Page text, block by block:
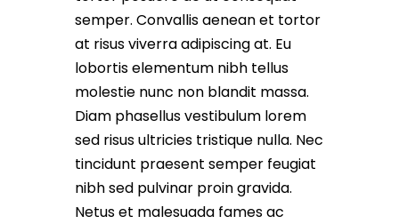
semper. Convallis aenean et tortor
at risus viverra adipiscing at. Eu
lobortis elementum nibh tellus
molestie nunc non blandit massa.
Diam phasellus vestibulum lorem
sed risus ultricies tristique nulla. Nec
tincidunt praesent semper feugiat
nibh sed pulvinar proin gravida.
Netus et malesuada fames ac